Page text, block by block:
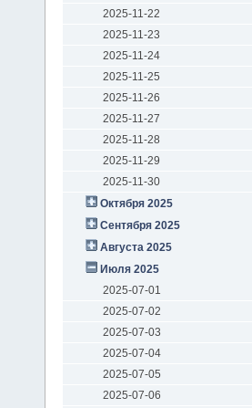
2025-11-22
2025-11-23
2025-11-24
2025-11-25
2025-11-26
2025-11-27
2025-11-28
2025-11-29
2025-11-30
Октября 2025
Сентября 2025
Августа 2025
Июля 2025
2025-07-01
2025-07-02
2025-07-03
2025-07-04
2025-07-05
2025-07-06